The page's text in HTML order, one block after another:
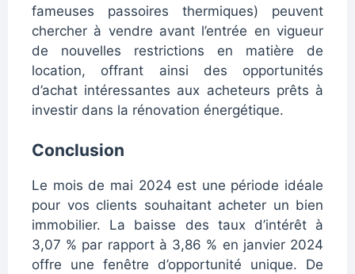
fameuses passoires thermiques) peuvent
chercher à vendre avant l’entrée en vigueur
de nouvelles restrictions en matière de
location, offrant ainsi des opportunités
d’achat intéressantes aux acheteurs prêts à
investir dans la rénovation énergétique.
Conclusion
Le mois de mai 2024 est une période idéale
pour vos clients souhaitant acheter un bien
immobilier. La baisse des taux d’intérêt à
3,07 % par rapport à 3,86 % en janvier 2024
offre une fenêtre d’opportunité unique. De